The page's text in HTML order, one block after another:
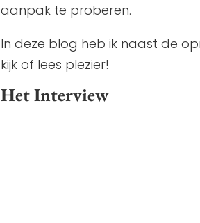
aanpak te proberen.
In deze blog heb ik naast de
kijk of lees plezier!
Het Interview